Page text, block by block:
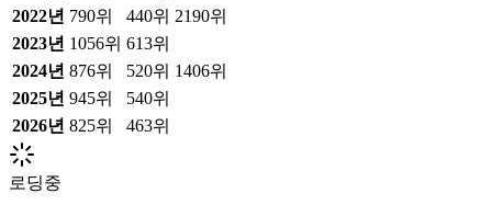
2022년 790위 440위 2190위
2023년 1056위 613위
2024년 876위 520위 1406위
2025년 945위
540위
2026년 825위 463위
로딩중